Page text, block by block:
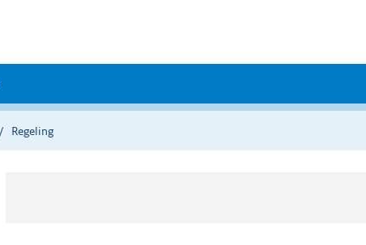
Regeling